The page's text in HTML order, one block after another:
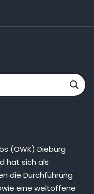
(OWK) Dieburg
hat sich als
die Durchführung
eine weltoffene